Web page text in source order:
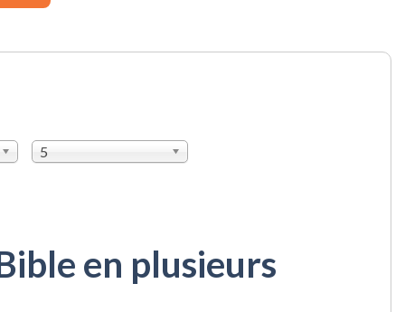
5
en plusieurs